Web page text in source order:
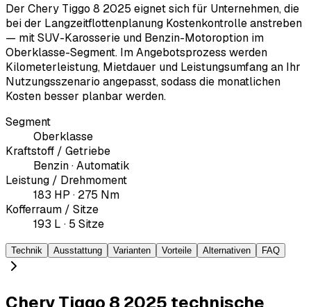
Der Chery Tiggo 8 2025 eignet sich für Unternehmen, die
bei der Langzeitflottenplanung Kostenkontrolle anstreben
— mit SUV-Karosserie und Benzin-Motoroption im
Oberklasse-Segment. Im Angebotsprozess werden
Kilometerleistung, Mietdauer und Leistungsumfang an Ihr
Nutzungsszenario angepasst, sodass die monatlichen
Kosten besser planbar werden.
Segment
Oberklasse
Kraftstoff / Getriebe
Benzin · Automatik
Leistung / Drehmoment
183 HP · 275 Nm
Kofferraum / Sitze
193 L · 5 Sitze
Technik Ausstattung Varianten Vorteile Alternativen FAQ
Chery Tiggo 8 2025 technische